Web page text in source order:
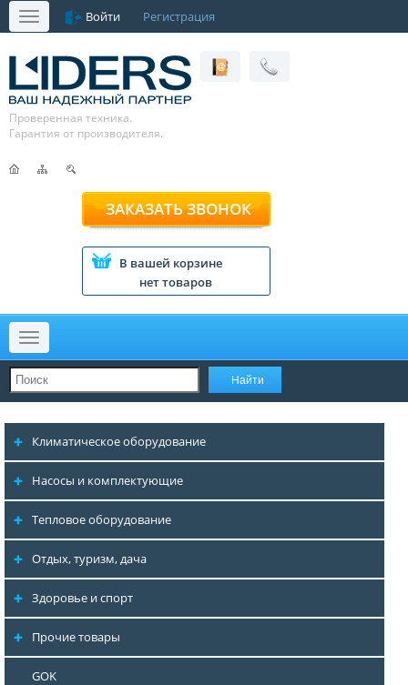
Меню Войти Регистрация
Проверенная техника.
Гарантия от производителя.
ЗАКАЗАТЬ ЗВОНОК
В вашей корзине
нет товаров
Меню
Климатическое оборудование
Насосы и комплектующие
Тепловое оборудование
Отдых, туризм, дача
Здоровье и спорт
Прочие товары
GOK